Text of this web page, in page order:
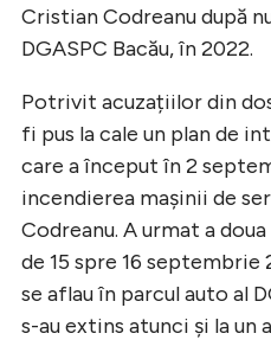
Cristian Codreanu după
DGASPC Bacău, în 2022.
Potrivit acuzațiilor din
fi pus la cale un plan de
care a început în 2
incendierea mașinii de
Codreanu. A urmat a
de 15 spre 16
se aflau în parcul auto al
s-au extins atunci și la un